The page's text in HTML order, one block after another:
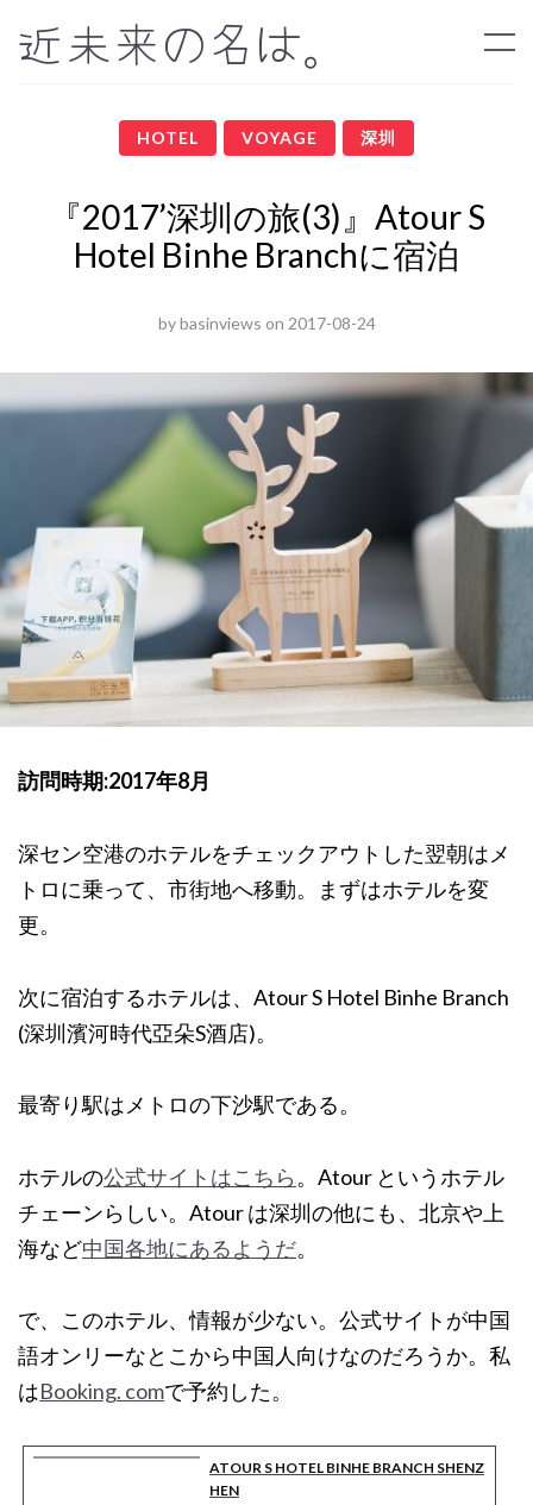
近未来の名は。
HOTEL VOYAGE 深圳
『2017’深圳の旅(3)』Atour S
Hotel Binhe Branchに宿泊
bybasinviews on 2017-08-24
訪問時期:2017年8月
深セン空港のホテルをチェックアウトした翌朝はメ
トロに乗って、市街地へ移動。まずはホテルを変
更。
次に宿泊するホテルは、Atour S Hotel Binhe Branch
(深圳濱河時代亞朵S酒店)。
最寄り駅はメトロの下沙駅である。
ホテルの公式サイトはこちら 。Atour というホテル
チェーンらしい。Atour は深圳の他にも、北京や上
海など中国各地にあるようだ。
で、このホテル、情報が少ない。公式サイトが中国
語オンリーなとこから中国人向けなのだろうか。私
はBooking. comで予約した。
ATOUR S HOTEL BINHE BRANCH SHENZ
HEN